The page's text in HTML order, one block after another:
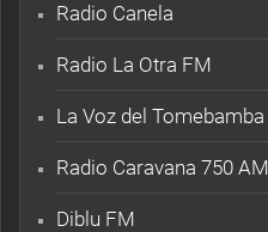
Radio Canela
Radio La Otra FM
La Voz del
Radio Caravana 750 AM
Diblu FM